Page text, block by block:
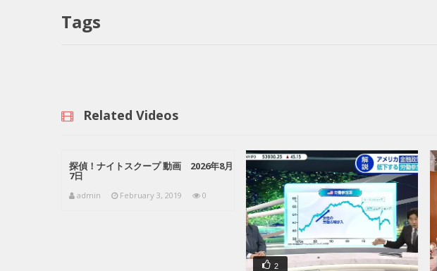
Tags
Related Videos
探偵！ナイトスクープ 動画 2026年8月
7日
admin February 3, 2019 0
2